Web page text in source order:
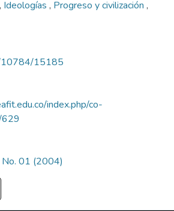
, Ideologías , Progreso y civilización ,
10784/15185
index.php/co-
629
No. 01 (2004)